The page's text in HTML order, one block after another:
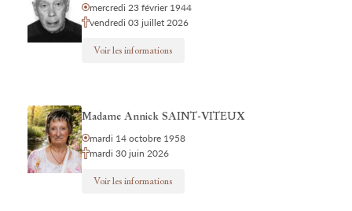
mercredi 23 février 1944
vendredi 03 juillet 2026
Voir les informations
Madame Annick SAINT-VITEUX
mardi 14 octobre 1958
mardi 30 juin 2026
Voir les informations